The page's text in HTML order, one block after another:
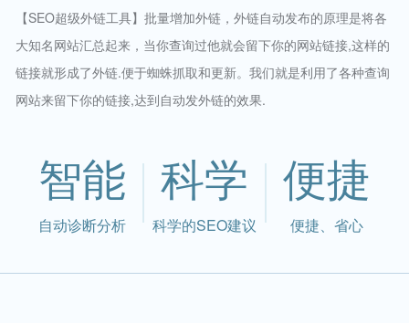
【SEO超级外链工具】批量增加外链，外链自动发布的原理是将各
大知名网站汇总起来，当你查询过他就会留下你的网站链接,这样的
链接就形成了外链.便于蜘蛛抓取和更新。我们就是利用了各种查询
网站来留下你的链接,达到自动发外链的效果.
智能
自动诊断分析
科学
科学的SEO建议
便捷
便捷、省心